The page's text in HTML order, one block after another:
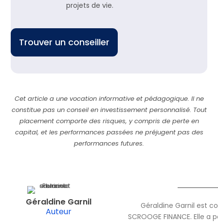
projets de vie.
Trouver un conseiller
Cet article a une vocation informative et pédagogique. Il ne
constitue pas un conseil en investissement personnalisé. Tout
placement comporte des risques, y compris de perte en
capital, et les performances passées ne préjugent pas des
performances futures.
Géraldine Garnil
Auteur
Géraldine Garnil est
SCROOGE FINANCE. Elle